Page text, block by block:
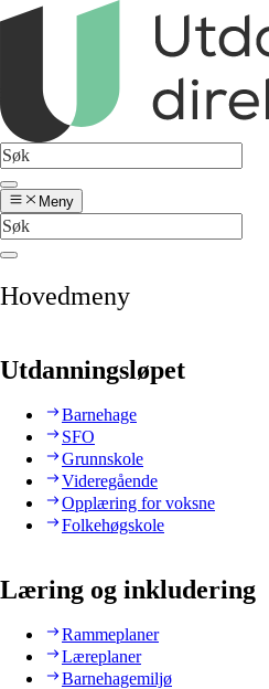
Meny
Hovedmeny
Utdanningsløpet
Barnehage
SFO
Grunnskole
Videregående
Opplæring for voksne
Folkehøgskole
Læring og inkludering
Rammeplaner
Læreplaner
Barnehagemiljø